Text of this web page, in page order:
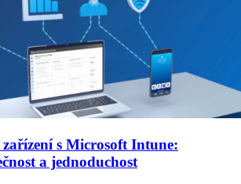
s Microsoft Intune:
a jednoduchost